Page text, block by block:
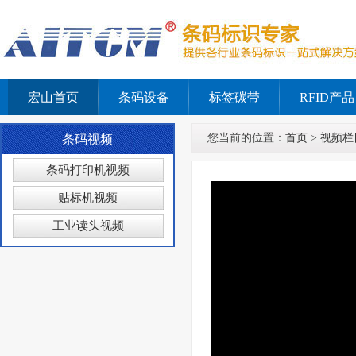
宏山首页 条码设备 标签碳带 RFID产品
条码视频
条码打印机视频
贴标机视频
工业读头视频
您当前的位置： 首页 > 视频栏